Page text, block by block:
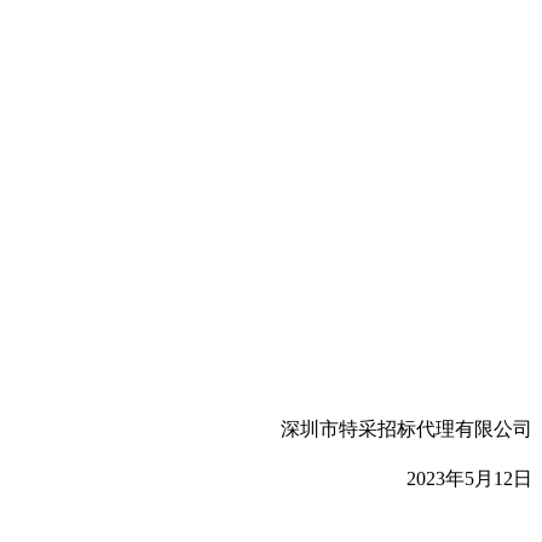
深圳市特采招标代理有限公司
2023年5月12日